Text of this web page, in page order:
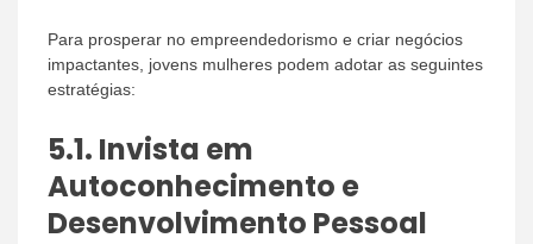
Para prosperar no empreendedorismo e criar negócios
impactantes, jovens mulheres podem adotar as seguintes
estratégias:
5.1. Invista em
Autoconhecimento e
Desenvolvimento Pessoal